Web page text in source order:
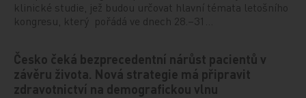
klinické studie, jež budou určovat hlavní témata letošního
kongresu, který pořádá ve dnech 28.–31…
Česko čeká bezprecedentní nárůst pacientů v
závěru života. Nová strategie má připravit
zdravotnictví na demografickou vlnu